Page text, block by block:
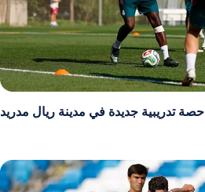
حصة تدريبية جديدة في مدينة ريال مدريد